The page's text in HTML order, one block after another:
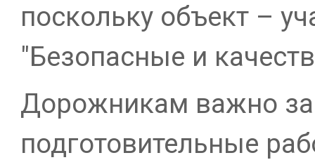
поскольку объект –
"Безопасные и
Дорожникам важно
подготовительные